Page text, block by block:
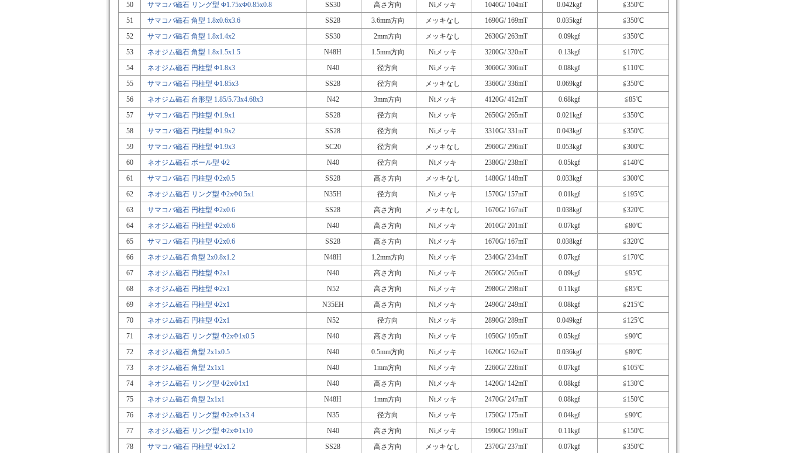
50
サマコバ磁石 リング型 Φ1.75xΦ0.85x0.8 SS30 高さ方向 Niメッキ 1040G/ 104mT 0.042kgf
≦350℃
51
サマコバ磁石 角型 1.8x0.6x3.6 SS28 3.6mm方向 メッキなし 1690G/ 169mT 0.035kgf
≦350℃
52
サマコバ磁石 角型 1.8x1.4x2 SS30 2mm方向 メッキなし 2630G/ 263mT 0.09kgf
≦350℃
53
ネオジム磁石 角型 1.8x1.5x1.5 N48H 1.5mm方向 Niメッキ 3200G/ 320mT 0.13kgf
≦170℃
54
ネオジム磁石 円柱型 Φ1.8x3 N40 径方向 Niメッキ 3060G/ 306mT 0.08kgf
≦110℃
55
サマコバ磁石 円柱型 Φ1.85x3 SS28 径方向 メッキなし 3360G/ 336mT 0.069kgf
≦350℃
56
ネオジム磁石 台形型 1.85/5.73x4.68x3 N42 3mm方向 Niメッキ 4120G/ 412mT 0.68kgf
≦85℃
57
サマコバ磁石 円柱型 Φ1.9x1 SS28 径方向 Niメッキ 2650G/ 265mT 0.021kgf
≦350℃
58
サマコバ磁石 円柱型 Φ1.9x2 SS28 径方向 Niメッキ 3310G/ 331mT 0.043kgf
≦350℃
59
サマコバ磁石 円柱型 Φ1.9x3 SC20 径方向 メッキなし 2960G/ 296mT 0.053kgf
≦300℃
60
ネオジム磁石 ボール型 Φ2 N40 径方向 Niメッキ 2380G/ 238mT 0.05kgf
≦140℃
61
サマコバ磁石 円柱型 Φ2x0.5 SS28 高さ方向 メッキなし 1480G/ 148mT 0.033kgf
≦300℃
62
ネオジム磁石 リング型 Φ2xΦ0.5x1 N35H 径方向 Niメッキ 1570G/ 157mT 0.01kgf
≦195℃
63
サマコバ磁石 円柱型 Φ2x0.6 SS28 高さ方向 メッキなし 1670G/ 167mT 0.038kgf
≦320℃
64
ネオジム磁石 円柱型 Φ2x0.6 N40 高さ方向 Niメッキ 2010G/ 201mT 0.07kgf
≦80℃
65
サマコバ磁石 円柱型 Φ2x0.6 SS28 高さ方向 Niメッキ 1670G/ 167mT 0.038kgf
≦320℃
66
ネオジム磁石 角型 2x0.8x1.2 N48H 1.2mm方向 Niメッキ 2340G/ 234mT 0.07kgf
≦170℃
67
ネオジム磁石 円柱型 Φ2x1 N40 高さ方向 Niメッキ 2650G/ 265mT 0.09kgf
≦95℃
68
ネオジム磁石 円柱型 Φ2x1 N52 高さ方向 Niメッキ 2980G/ 298mT 0.11kgf
≦85℃
69
ネオジム磁石 円柱型 Φ2x1 N35EH 高さ方向 Niメッキ 2490G/ 249mT 0.08kgf
≦215℃
70
ネオジム磁石 円柱型 Φ2x1 N52 径方向 Niメッキ 2890G/ 289mT 0.049kgf
≦125℃
71
ネオジム磁石 リング型 Φ2xΦ1x0.5 N40 高さ方向 Niメッキ 1050G/ 105mT 0.05kgf
≦90℃
72
ネオジム磁石 角型 2x1x0.5 N40 0.5mm方向 Niメッキ 1620G/ 162mT 0.036kgf
≦80℃
73
ネオジム磁石 角型 2x1x1 N40 1mm方向 Niメッキ 2260G/ 226mT 0.07kgf
≦105℃
74
ネオジム磁石 リング型 Φ2xΦ1x1 N40 高さ方向 Niメッキ 1420G/ 142mT 0.08kgf
≦130℃
75
ネオジム磁石 角型 2x1x1 N48H 1mm方向 Niメッキ 2470G/ 247mT 0.08kgf
≦150℃
76
ネオジム磁石 リング型 Φ2xΦ1x3.4 N35 径方向 Niメッキ 1750G/ 175mT 0.04kgf
≦90℃
77
ネオジム磁石 リング型 Φ2xΦ1x10 N40 高さ方向 Niメッキ 1990G/ 199mT 0.11kgf
≦150℃
78
サマコバ磁石 円柱型 Φ2x1.2 SS28 高さ方向 メッキなし 2370G/ 237mT 0.07kgf
≦350℃